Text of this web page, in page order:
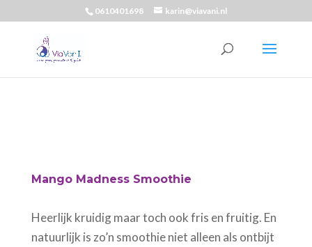
0610401698 karin@viavani.nl
Mango Madness Smoothie
Heerlijk kruidig maar toch ook fris en fruitig. En
natuurlijk is zo’n smoothie niet alleen als ontbijt